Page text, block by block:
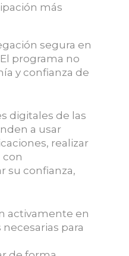
más
segura en
programa no
y confianza de
digitales de las
a usar
realizar
con
su confianza,
activamente en
para